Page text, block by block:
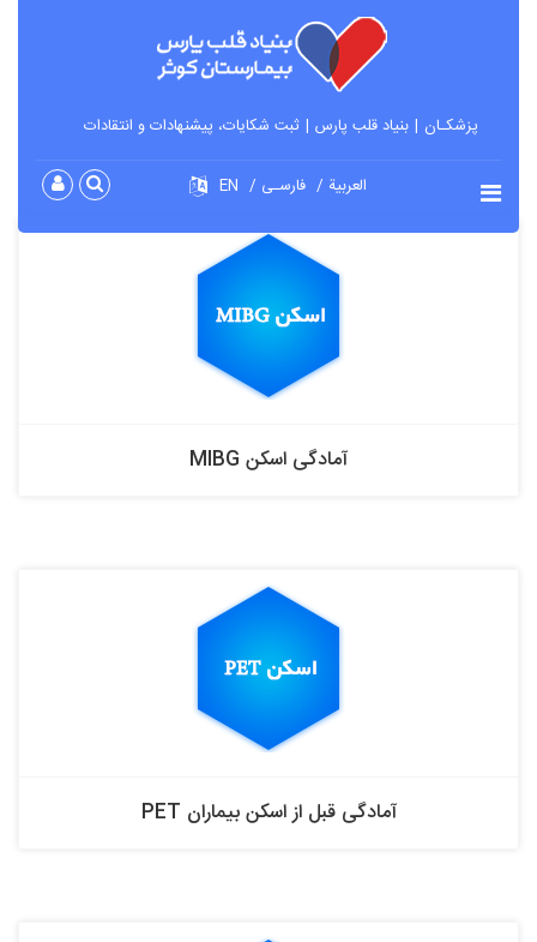
پزشکـان بنیاد قلب پارس ثبت شکایات، پیشنهادات و انتقادات
العربية فارسـی EN
آمادگی اسکن MIBG
آمادگی قبل از اسکن بیماران PET